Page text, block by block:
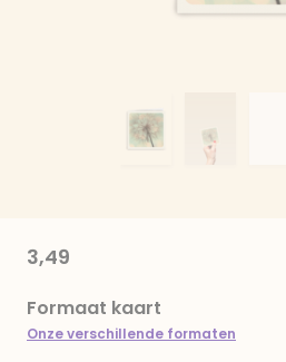
3,49
Formaat kaart
Onze verschillende formaten